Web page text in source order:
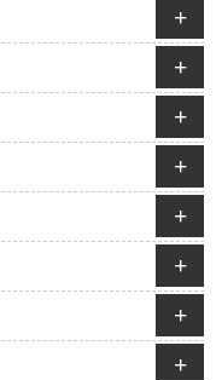
+
+
+
+
+
+
+
+